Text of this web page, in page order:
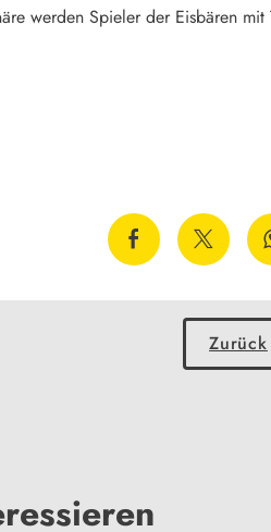
werden Spieler der Eisbären
Zurück